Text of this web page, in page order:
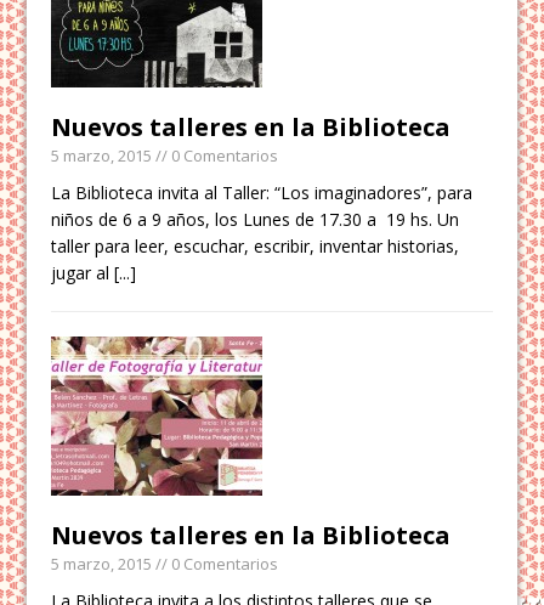
Nuevos talleres en la Biblioteca
5 marzo, 2015 // 0 Comentarios
La Biblioteca invita al Taller: “Los imaginadores”, para
niños de 6 a 9 años, los Lunes de 17.30 a 19 hs. Un
taller para leer, escuchar, escribir, inventar historias,
jugar al[...]
Nuevos talleres en la Biblioteca
5 marzo, 2015 // 0 Comentarios
La Biblioteca invita a los distintos talleres que se